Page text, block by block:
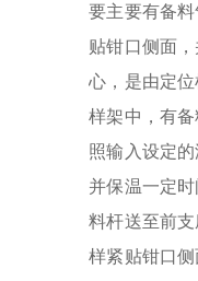
要主要有备
贴钳口侧面
心，是由定
样架中，有
照输入设定
并保温一定
料杆送至前
样紧贴钳口